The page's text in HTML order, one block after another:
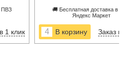
ПВЗ
1 клик
🚚 Бесплатная доставка в
Яндекс Маркет
Заказ в 1